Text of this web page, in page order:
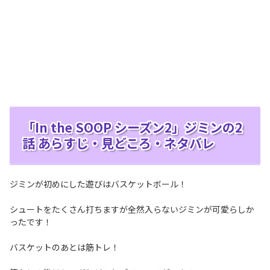
「In the SOOP シーズン2」ジミンの2
話 あらすじ・見どころ・ネタバレ
ジミンが初めにした遊びはバスケットボール！
シュートをたくさん打ちますが全然入らないジミンが可愛らしか
ったです！
バスケットのあとは筋トレ！